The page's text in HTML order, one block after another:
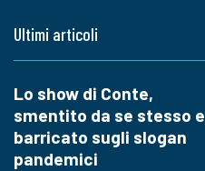
Ultimi articoli
Lo show di Conte,
smentito da se stesso e
barricato sugli slogan
pandemici